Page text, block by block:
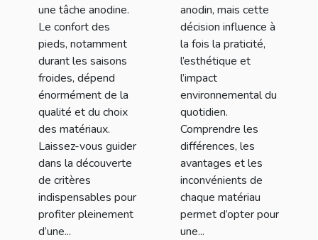
une tâche anodine.
Le confort des
pieds, notamment
durant les saisons
froides, dépend
énormément de la
qualité et du choix
des matériaux.
Laissez-vous guider
dans la découverte
de critères
indispensables pour
profiter pleinement
d’une...
anodin, mais cette
décision influence à
la fois la praticité,
l’esthétique et
l’impact
environnemental du
quotidien.
Comprendre les
différences, les
avantages et les
inconvénients de
chaque matériau
permet d’opter pour
une...